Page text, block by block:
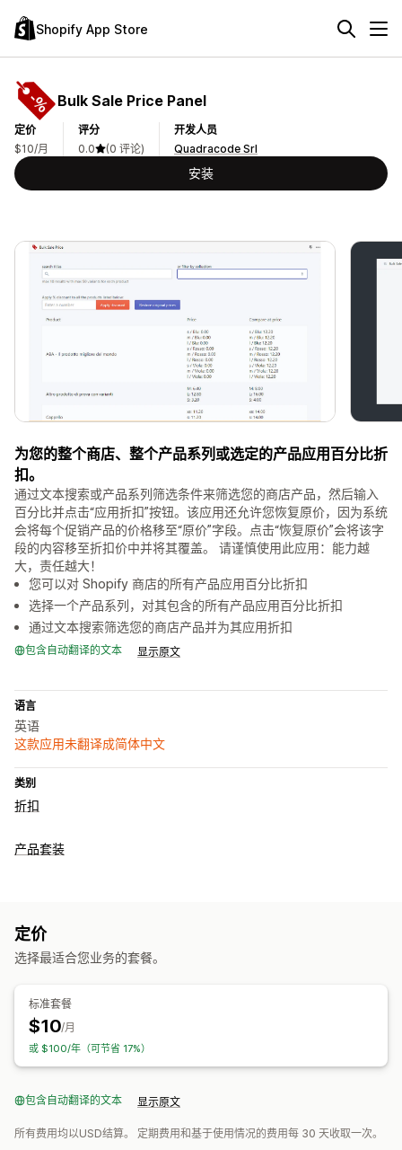
Shopify App Store
Bulk Sale Price Panel
定价
$10/月
评分
0.0
(0 评论)
开发人员
Quadracode Srl
安装
为您的整个商店、整个产品系列或选定的产品应用百分比折
扣。
通过文本搜索或产品系列筛选条件来筛选您的商店产品，然后输入
百分比并点击“应用折扣”按钮。该应用还允许您恢复原价，因为系统
会将每个促销产品的价格移至“原价”字段。点击“恢复原价”会将该字
段的内容移至折扣价中并将其覆盖。 请谨慎使用此应用：能力越
大，责任越大！
您可以对 Shopify 商店的所有产品应用百分比折扣
选择一个产品系列，对其包含的所有产品应用百分比折扣
通过文本搜索筛选您的商店产品并为其应用折扣
包含自动翻译的文本 显示原文
语言
英语
这款应用未翻译成简体中文
类别
折扣
产品套装
定价
选择最适合您业务的套餐。
标准套餐
$10/月
或 $100/年（可节省 17%）
包含自动翻译的文本 显示原文
所有费用均以USD结算。 定期费用和基于使用情况的费用每 30 天收取一次。